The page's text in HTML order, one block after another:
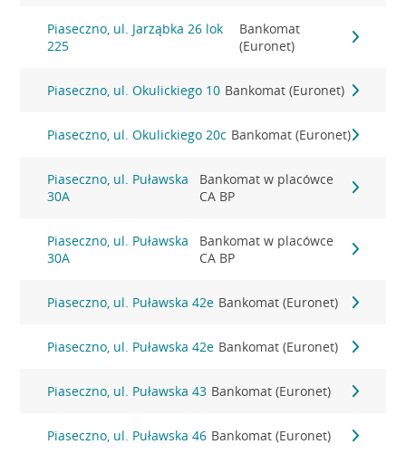
Piaseczno, ul. Jarząbka 26 lok
225
Bankomat
(Euronet)
Piaseczno, ul. Okulickiego 10 Bankomat (Euronet)
Piaseczno, ul. Okulickiego 20c Bankomat (Euronet)
Piaseczno, ul. Puławska
30A
Bankomat w placówce
CA BP
Piaseczno, ul. Puławska
30A
Bankomat w placówce
CA BP
Piaseczno, ul. Puławska 42e Bankomat (Euronet)
Piaseczno, ul. Puławska 42e Bankomat (Euronet)
Piaseczno, ul. Puławska 43 Bankomat (Euronet)
Piaseczno, ul. Puławska 46 Bankomat (Euronet)